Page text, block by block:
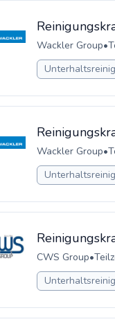
Wackler Group•
Wackler Group•
CWS Group•